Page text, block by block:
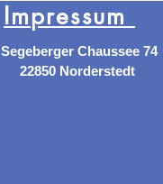
Impressum
Segeberger Chaussee 74
22850 Norderstedt